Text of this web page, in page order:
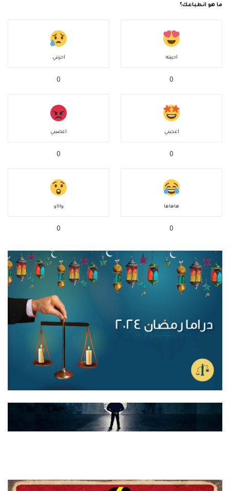
ما هو انطباعك؟
أحببته
0
أحزنني
0
أعجبني
0
أغضبني
0
هاهاها
0
واااو
0